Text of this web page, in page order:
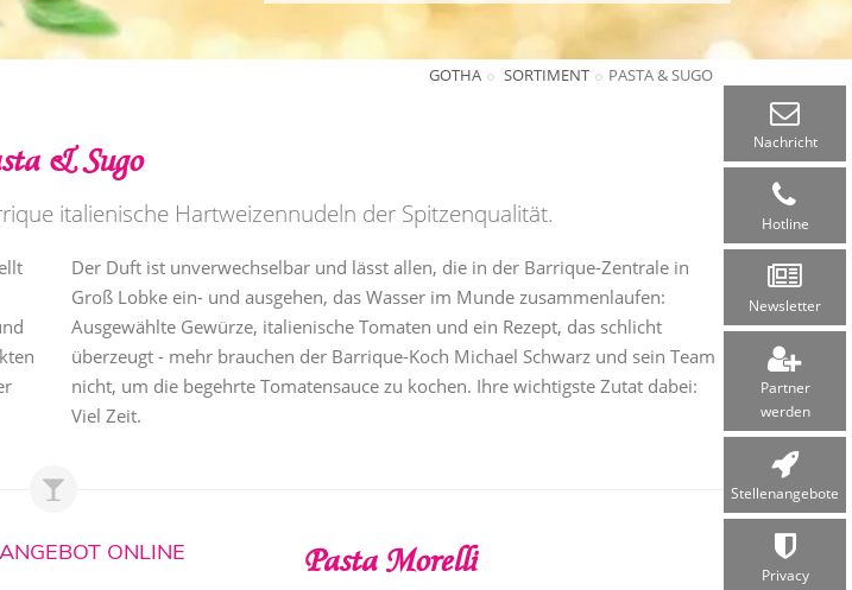
GOTHA SORTIMENT PASTA & SUGO
& Sugo
italienische Hartweizennudeln der Spitzenqualität.
Der Duft ist unverwechselbar und lässt allen, die in der Barrique-Zentrale in
Groß Lobke ein- und ausgehen, das Wasser im Munde zusammenlaufen:
Ausgewählte Gewürze, italienische Tomaten und ein Rezept, das schlicht
überzeugt - mehr brauchen der Barrique-Koch Michael Schwarz und sein Team
nicht, um die begehrte Tomatensauce zu kochen. Ihre wichtigste Zutat dabei:
Viel Zeit.
ONLINE Pasta Morelli
Nachricht
Hotline
Newsletter
Partner
werden
Stellen­angebote
Privacy